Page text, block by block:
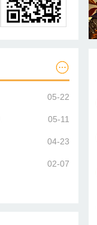
05-22
05-11
04-23
02-07